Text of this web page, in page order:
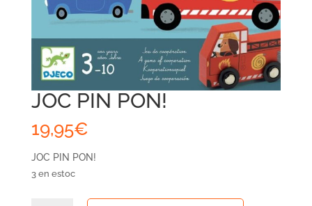
JOC PIN PON!
19,95€
JOC PIN PON!
3 en estoc